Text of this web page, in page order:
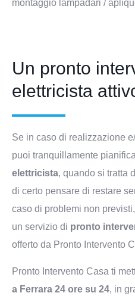
montaggio lampadari /
Un pronto
elettricista
Se in caso di realizzazione
puoi tranquillamente
elettricista, quando si tratta
di certo pensare di restare
caso di problemi non
un servizio di pronto
offerto da Pronto Intervento
Pronto Intervento Casa ti
a Ferrara 24 ore su 24, in